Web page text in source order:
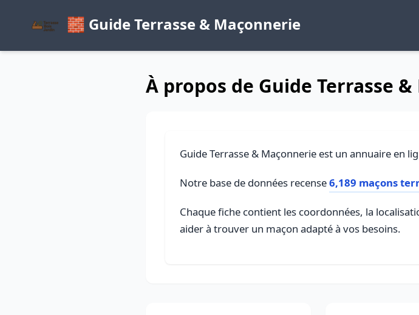
🧱 Guide Terrasse & Maçonnerie
À propos de Guide Terrasse
Guide Terrasse & Maçonnerie est un annuaire en
Notre base de données recense6,189 maçons
Chaque fiche contient les coordonnées, la
aider à trouver un maçon adapté à vos besoins.